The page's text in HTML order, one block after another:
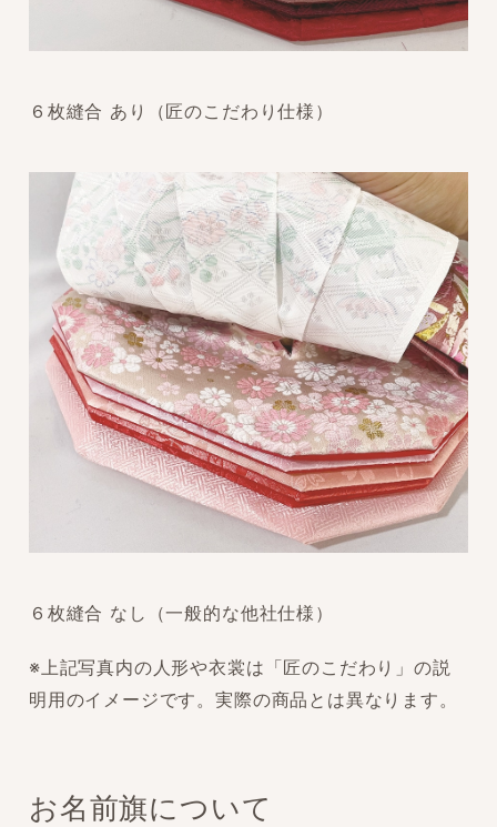
６枚縫合 あり（匠のこだわり仕様）
６枚縫合 なし（一般的な他社仕様）
※上記写真内の人形や衣裳は「匠のこだわり」の説
明用のイメージです。実際の商品とは異なります。
お名前旗について